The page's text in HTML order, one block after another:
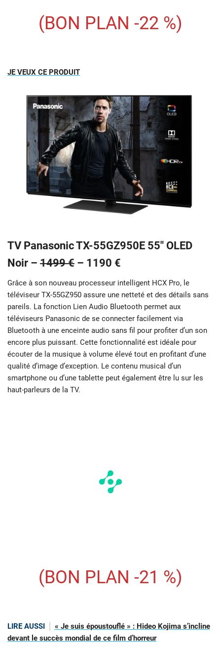
(BON PLAN -22 %)
JE VEUX CE PRODUIT
TV Panasonic TX-55GZ950E 55″ OLED
Noir – 1499 € – 1190 €
Grâce à son nouveau processeur intelligent HCX Pro, le
téléviseur TX-55GZ950 assure une netteté et des détails sans
pareils. La fonction Lien Audio Bluetooth permet aux
téléviseurs Panasonic de se connecter facilement via
Bluetooth à une enceinte audio sans fil pour profiter d’un son
encore plus puissant. Cette fonctionnalité est idéale pour
écouter de la musique à volume élevé tout en profitant d’une
qualité d’image d’exception. Le contenu musical d’un
smartphone ou d’une tablette peut également être lu sur les
haut-parleurs de la TV.
(BON PLAN -21 %)
LIRE AUSSI
« Je suis époustouflé » : Hideo Kojima s’incline
devant le succès mondial de ce film d’horreur